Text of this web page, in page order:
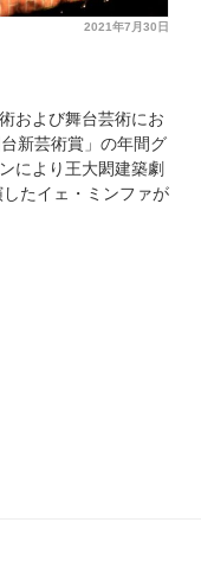
2021年7月30日
および舞台芸術にお
新芸術賞」の年間グ
により王大閎建築劇
たイェ・ミンファが